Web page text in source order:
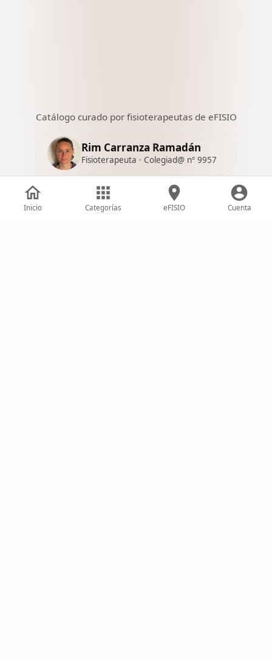
Inicio Categorías eFISIO Cuenta
Catálogo curado por fisioterapeutas de eFISIO
Rim Carranza Ramadán
Fisioterapeuta · Colegiad@ nº 9957
Amanda García
Fisioterapeuta · Colegiad@ nº 18246